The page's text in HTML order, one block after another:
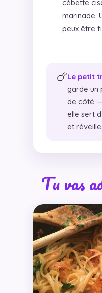
cébette
marinade.
peux être
🍗Le petit
garde un
de côté
elle sert
et
Tu vas